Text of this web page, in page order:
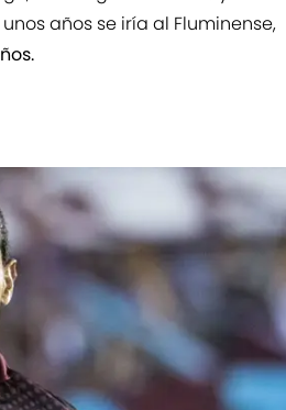
años se iría al Fluminense,